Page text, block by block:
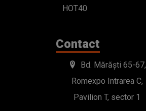
HOT40
Contact
Bd. Mărăști 65-67,
Romexpo Intrarea C,
Pavilion T, sector 1